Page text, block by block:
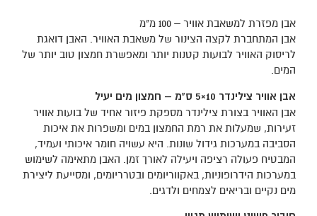
אבן מפזרת למשאבת אוויר – 100 מ"מ
אבן המתחברת לקצה הצינור של משאבת האוויר. האבן דואגת
לריסוק האוויר לבועות קטנות יותר ומאפשרת חמצון טוב יותר של
המים.
אבן אוויר צילינדר 10×5 ס"מ – חמצון מים יעיל
אבן האוויר בצורת צילינדר מספקת פיזור אחיד של בועות אוויר
זעירות, שמעלות את רמת החמצון במים ומשפרות את איכות
הסביבה במערכות גידול שונות. היא עשויה חומר איכותי ועמיד,
המבטיח פעולה רציפה ויעילה לאורך זמן. האבן מתאימה לשימוש
במערכות הידרופוניות, באקווריומים ובטרריומים, ומסייעת ליצירת
מים נקיים ובריאים לצמחים ולדגים.